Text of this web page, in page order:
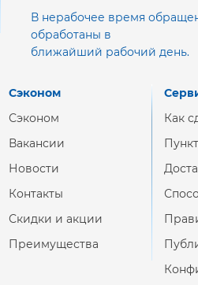
В нерабочее время
обработаны в
ближайший рабочий день.
Сэконом
Сэконом
Вакансии
Новости
Контакты
Скидки и акции
Преимущества
Как